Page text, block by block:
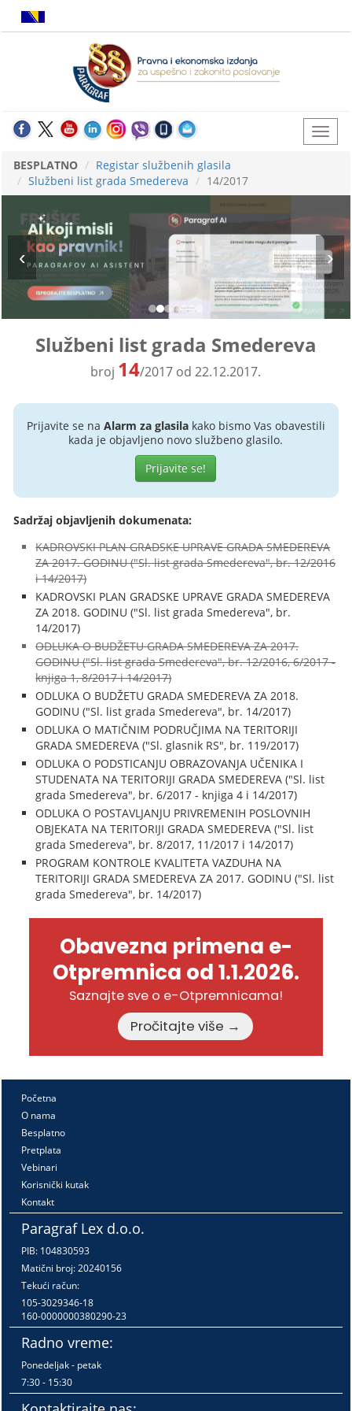
BESPLATNO
Registar službenih glasila
Službeni list grada Smedereva
14/2017
Službeni list grada Smedereva
broj 14/2017 od 22.12.2017.
Prijavite se na Alarm za glasilakako bismo Vas obavestili
kada je objavljeno novo službeno glasilo.
Prijavite se!
Sadržaj objavljenih dokumenata:
KADROVSKI PLAN GRADSKE UPRAVE GRADA SMEDEREVA
ZA 2017. GODINU ("Sl. list grada Smedereva", br. 12/2016
i 14/2017)
KADROVSKI PLAN GRADSKE UPRAVE GRADA SMEDEREVA
ZA 2018. GODINU ("Sl. list grada Smedereva", br.
14/2017)
ODLUKA O BUDŽETU GRADA SMEDEREVA ZA 2017.
GODINU ("Sl. list grada Smedereva", br. 12/2016, 6/2017 -
knjiga 1, 8/2017 i 14/2017)
ODLUKA O BUDŽETU GRADA SMEDEREVA ZA 2018.
GODINU ("Sl. list grada Smedereva", br. 14/2017)
ODLUKA O MATIČNIM PODRUČJIMA NA TERITORIJI
GRADA SMEDEREVA ("Sl. glasnik RS", br. 119/2017)
ODLUKA O PODSTICANJU OBRAZOVANJA UČENIKA I
STUDENATA NA TERITORIJI GRADA SMEDEREVA ("Sl. list
grada Smedereva", br. 6/2017 - knjiga 4 i 14/2017)
ODLUKA O POSTAVLJANJU PRIVREMENIH POSLOVNIH
OBJEKATA NA TERITORIJI GRADA SMEDEREVA ("Sl. list
grada Smedereva", br. 8/2017, 11/2017 i 14/2017)
PROGRAM KONTROLE KVALITETA VAZDUHA NA
TERITORIJI GRADA SMEDEREVA ZA 2017. GODINU ("Sl. list
grada Smedereva", br. 14/2017)
Obavezna primena e-
Otpremnica od 1.1.2026.
Saznajte sve o e-Otpremnicama!
Pročitajte više →
Početna
O nama
Besplatno
Pretplata
Vebinari
Korisnički kutak
Kontakt
Paragraf Lex d.o.o.
PIB: 104830593
Matični broj: 20240156
Tekući račun:
105-3029346-18
160-0000000380290-23
Radno vreme:
Ponedeljak - petak
7:30 - 15:30